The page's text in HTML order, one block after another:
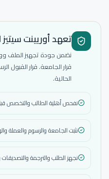
تعهد أوريينت
نضمن جودة تجهيز الملف
قرار الجامعة. قرار
الحالية.
نفحص أهلية الطالب والتخصص
نثبت الجامعة والرسوم والعملة
نجهز الطلب والترجمة